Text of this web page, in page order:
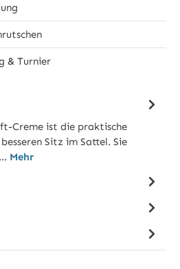
& Turnier
Creme ist die praktische
Sitz im Sattel. Sie
Mehr